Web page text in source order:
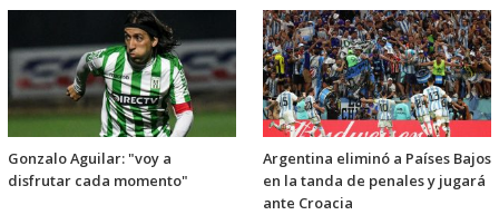
Gonzalo Aguilar: "voy a
disfrutar cada momento"
Argentina eliminó a Países Bajos
en la tanda de penales y jugará
ante Croacia